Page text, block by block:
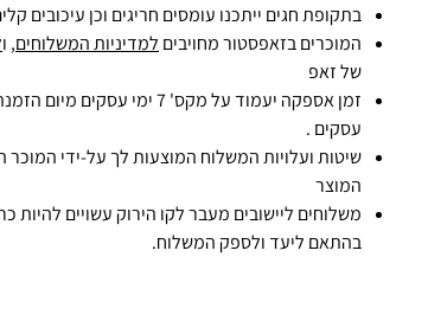
בתקופת חגים ייתכנו עומסים חריגים וכן עיכובים
המוכרים בזאפסטור מחויבים למדיניות המשלוחים, ו
של זאפ
זמן אספקה יעמוד על מקס' 7 ימי עסקים מיום הזמנה,
עסקים .
שיטות ועלויות המשלוח המוצעות לך על-ידי המוכר
המוצר
משלוחים ליישובים מעבר לקו הירוק עשויים להיות
בהתאם ליעד ולספק המשלוח.